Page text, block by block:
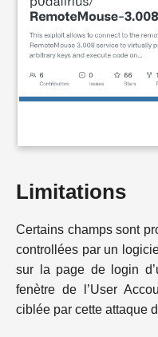
Limitations
Certains champs sont
controllées par un
sur la page de login
fenètre de l’User
ciblée par cette attaque